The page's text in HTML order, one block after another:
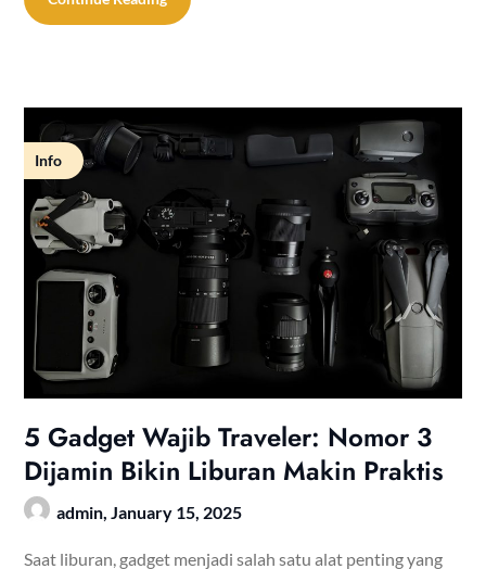
Info
5 Gadget Wajib Traveler: Nomor 3
Dijamin Bikin Liburan Makin Praktis
admin,January 15, 2025
Saat liburan, gadget menjadi salah satu alat penting yang